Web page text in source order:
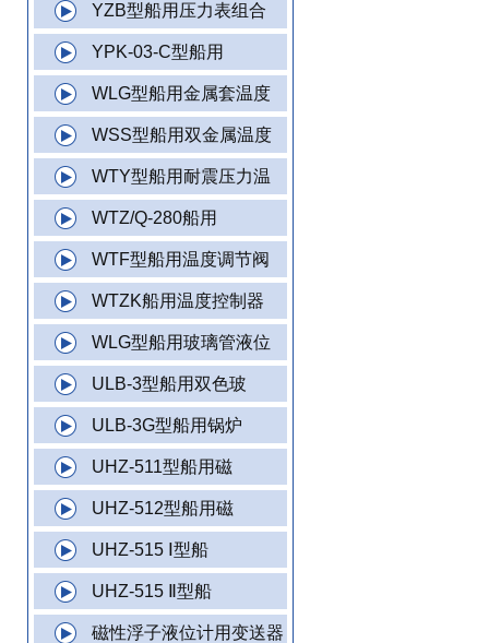
YZB型船用压力表组合
YPK-03-C型船用
WLG型船用金属套温度
WSS型船用双金属温度
WTY型船用耐震压力温
WTZ/Q-280船用
WTF型船用温度调节阀
WTZK船用温度控制器
WLG型船用玻璃管液位
ULB-3型船用双色玻
ULB-3G型船用锅炉
UHZ-511型船用磁
UHZ-512型船用磁
UHZ-515 Ⅰ型船
UHZ-515 Ⅱ型船
磁性浮子液位计用变送器